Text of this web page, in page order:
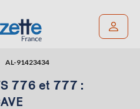
AL-91423434
776 et 777 :